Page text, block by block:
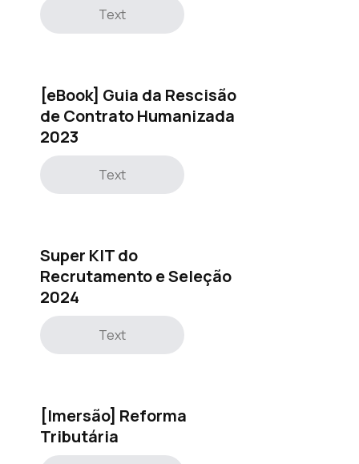
Text
[eBook] Guia da Rescisão
de Contrato Humanizada
2023
Text
Super KIT do
Recrutamento e Seleção
2024
Text
[Imersão] Reforma
Tributária